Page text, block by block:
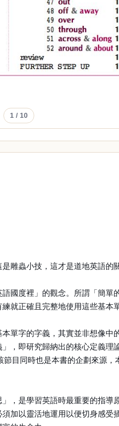
1 / 10
雕蟲小技，這才是道地英語的
國度裡」的觀念。所謂「簡
就正確且完整地使用這些基
單字的字義，其實並非想像
，即研究歸納出的核心定義
目同時也是本書的企劃來源，
是學習英語時最重要的指導
加以靈活地運用以便切身感